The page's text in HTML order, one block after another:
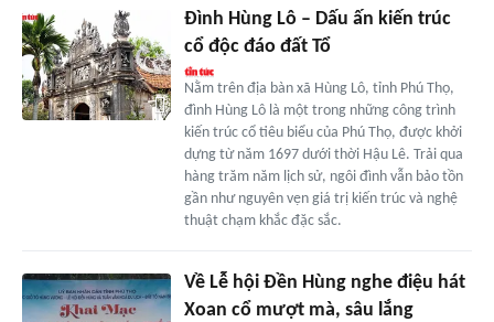
Đình Hùng Lô – Dấu ấn kiến trúc
cổ độc đáo đất Tổ
Nằm trên địa bàn xã Hùng Lô, tỉnh Phú Thọ,
đình Hùng Lô là một trong những công trình
kiến trúc cổ tiêu biểu của Phú Thọ, được khởi
dựng từ năm 1697 dưới thời Hậu Lê. Trải qua
hàng trăm năm lịch sử, ngôi đình vẫn bảo tồn
gần như nguyên vẹn giá trị kiến trúc và nghệ
thuật chạm khắc đặc sắc.
Về Lễ hội Đền Hùng nghe điệu hát
Xoan cổ mượt mà, sâu lắng